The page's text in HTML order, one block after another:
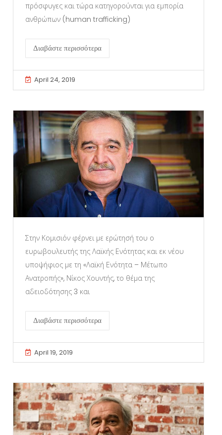
πρόσφυγες και τώρα κατηγορούνται για εμπορία
ανθρώπων (human trafficking)
Διαβάστε περισσότερα
April 24, 2019
Στην Κομισιόν φέρνει με ερώτησή του ο
ευρωβουλευτής της Λαϊκής Ενότητας και εκ νέου
υποψήφιος με τη «Λαϊκή Ενότητα – Μέτωπο
Ανατροπής», Νίκος Χουντής, το θέμα της
αδειοδότησης 3 και
Διαβάστε περισσότερα
April 19, 2019